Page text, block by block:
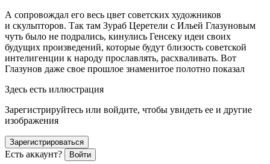
А сопровождал его весь цвет советских художников
и скульпторов. Так там Зураб Церетели с Ильей Глазуновым
чуть было не подрались, кинулись Генсеку идеи своих
будущих произведений, которые будут близость советской
интелигенции к народу прославлять, расхваливать. Вот
Глазунов даже свое прошлое знаменитое полотно показал
Здесь есть иллюстрация
Зарегистрируйтесь или войдите, чтобы увидеть ее и другие
изображения
Зарегистрироваться
Есть аккаунт? Войти